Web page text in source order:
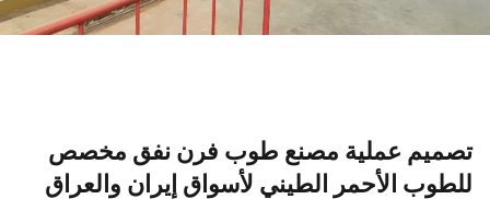
تصميم عملية مصنع طوب فرن نفق مخصص
للطوب الأحمر الطيني لأسواق إيران والعراق